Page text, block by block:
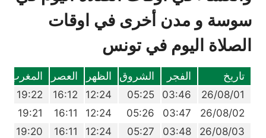
سوسة و مدن أخرى في اوقات
الصلاة اليوم في تونس
تاريخ الفجر الشروق الظهر العصر المغرب
26/08/01
03:46
05:25
12:24
16:12
19:22
26/08/02
03:47
05:26
12:24
16:11
19:21
26/08/03
03:48
05:27
12:24
16:11
19:20